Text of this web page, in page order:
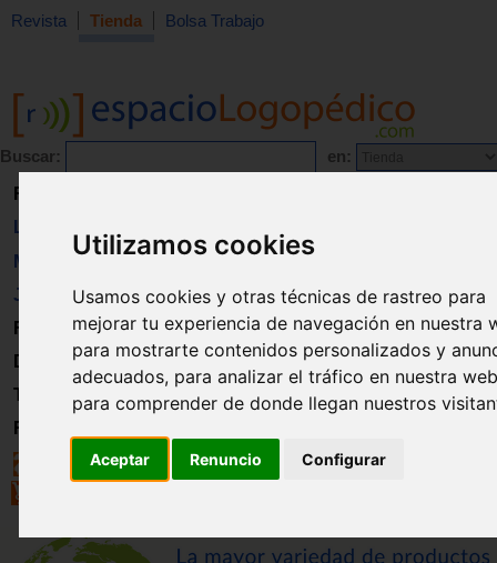
Utilizamos cookies
Usamos cookies y otras técnicas de rastreo para
mejorar tu experiencia de navegación en nuestra
para mostrarte contenidos personalizados y
adecuados, para analizar el tráfico en nuestra
para comprender de donde llegan nuestros
Aceptar Renuncio Configurar
Revista Tienda Bolsa Trabajo
Buscar: en:
Revista
Libros
Material
Juguetes
Formación
Directorio
Trabajo
Registro